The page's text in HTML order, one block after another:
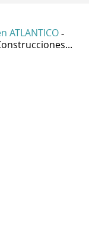
ATLANTICO -